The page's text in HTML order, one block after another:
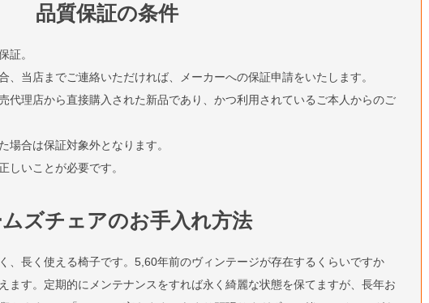
品質保証の条件
証。
、当店までご連絡いただければ、メーカーへの保証申請をいたします。
代理店から直接購入された新品であり、かつ利用されているご本人からのご
場合は保証対象外となります。
しいことが必要です。
ズチェアのお手入れ方法
、長く使える椅子です。5,60年前のヴィンテージが存在するくらいですか
ます。定期的にメンテナンスをすれば永く綺麗な状態を保てますが、長年お